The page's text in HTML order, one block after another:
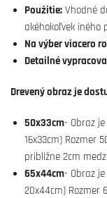
Použitie: Vhodné
akéhokoľvek iného
Na výber viacero
Detailné
Drevený obraz je
50x33cm- Obraz
16x33cm) Rozmer
približne 2cm
65x44cm- Obraz
20x44cm) Rozmer